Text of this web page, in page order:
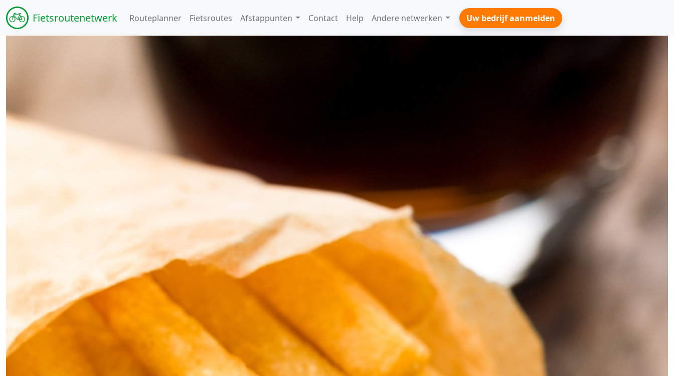
Fietsroutenetwerk Routeplanner Fietsroutes Afstappunten Contact Help Andere netwerken Uw bedrijf aanmelden